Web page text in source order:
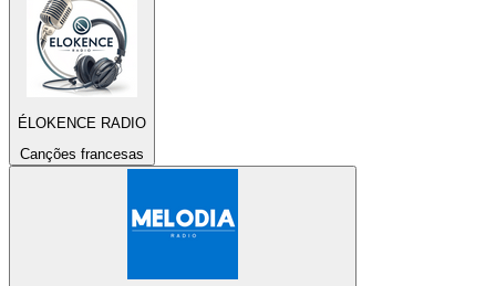
ÉLOKENCE RADIO
Canções francesas